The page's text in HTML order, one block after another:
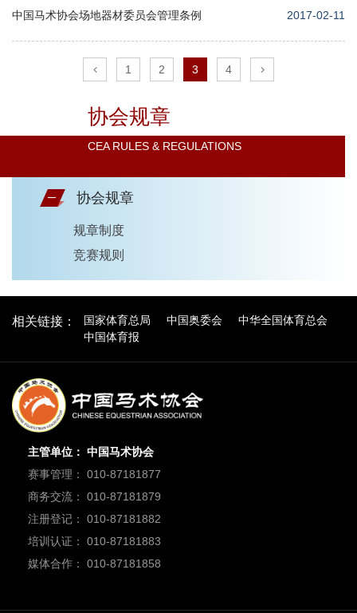
协会规章
CEA RULES & REGULATIONS
协会规章
规章制度
竞赛规则
中国马术协会场地器材委员会管理条例 2017-02-11
1 2 3 4
相关链接： 国家体育总局 中国奥委会
中华全国体育总会
中国体育报
主管单位： 中国马术协会
赛事管理： 010-87181877
商务交流： 010-87181879
注册登记： 010-87181882
培训认证： 010-87181883
媒体合作： 010-87181858